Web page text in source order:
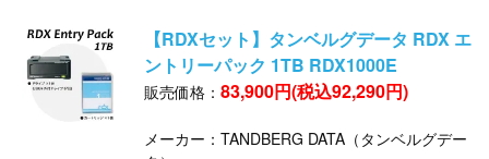
【RDXセット】タンベルグデータ RDX エ
ントリーパック 1TB RDX1000E
販売価格： 83,900円(税込92,290円)
メーカー：TANDBERG DATA（タンベルグデー